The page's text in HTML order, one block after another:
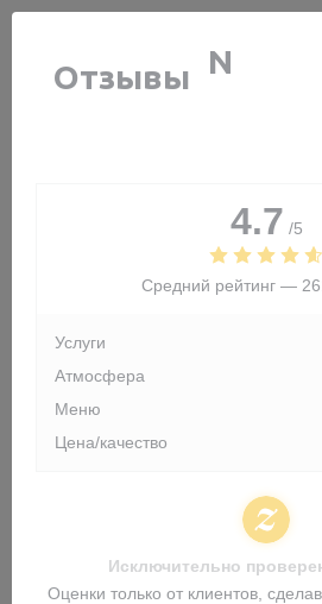
Панель управления cookies
LE GARDIAN
Отзывы
4.7 /5
Средний рейтинг —
Услуги
Атмосфера
Меню
Цена/качество
Исключительно
Оценки только от клиентов,